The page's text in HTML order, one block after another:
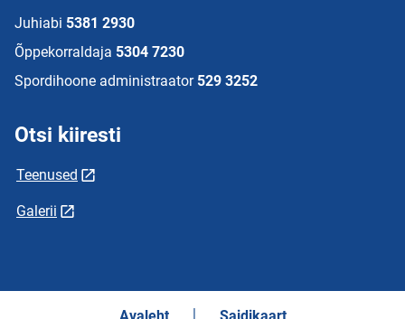
Juhiabi 5381 2930
Õppekorraldaja 5304 7230
Spordihoone administraator 529 3252
Otsi kiiresti
Teenused
Galerii